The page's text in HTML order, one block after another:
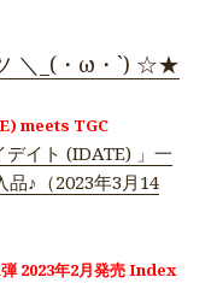
＼_(・ω・`) ☆★
meets TGC
イト (IDATE) 」一
品♪（2023年3月14
2023年2月発売 Index